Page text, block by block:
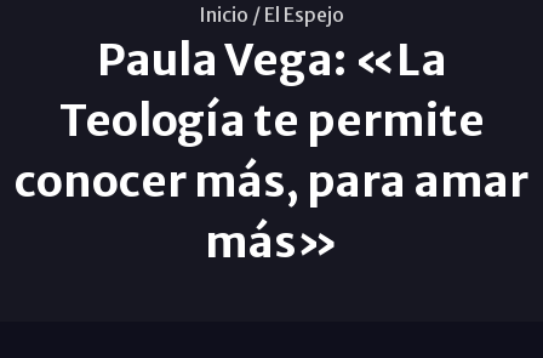
Inicio / El Espejo
Paula Vega: «La
Teología te permite
conocer más, para amar
más»